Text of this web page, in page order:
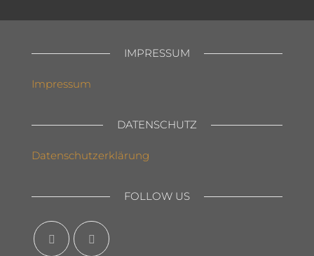
IMPRESSUM
Impressum
DATENSCHUTZ
Datenschutzerklärung
FOLLOW US